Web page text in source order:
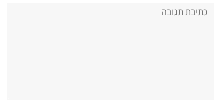
אתר:
תגובה: